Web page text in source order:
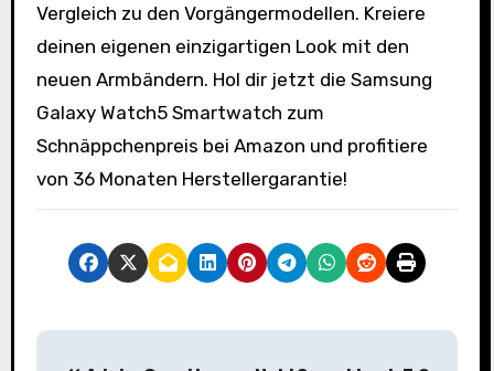
Vergleich zu den Vorgängermodellen. Kreiere
deinen eigenen einzigartigen Look mit den
neuen Armbändern. Hol dir jetzt die Samsung
Galaxy Watch5 Smartwatch zum
Schnäppchenpreis bei Amazon und profitiere
von 36 Monaten Herstellergarantie!
B